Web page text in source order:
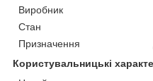
Виробник
Стан
Призначення
Користувальницькі